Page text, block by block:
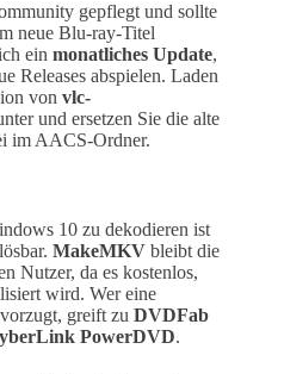
gepflegt und sollte
neue Blu-ray-Titel
ein monatliches Update,
Releases abspielen. Laden
von vlc-
und ersetzen Sie die alte
im AACS-Ordner.
10 zu dekodieren ist
MakeMKV bleibt die
Nutzer, da es kostenlos,
wird. Wer eine
greift zu DVDFab
PowerDVD.